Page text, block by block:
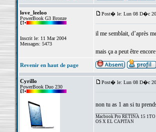
love_leeloo
PowerBook G3 Bronze
Inscrit le: 11 Mar 2004
Messages: 5473
Post� le: Lun 08 D�c
il me semblait, d’après
mais ça a peut être
Revenir en haut de page
Cyrillo
PowerBook Duo 230
Post� le: Lun 08 D�c
non tu as 1 an si tu
Macbook Pro RETINA 15
OS X EL CAPITAN